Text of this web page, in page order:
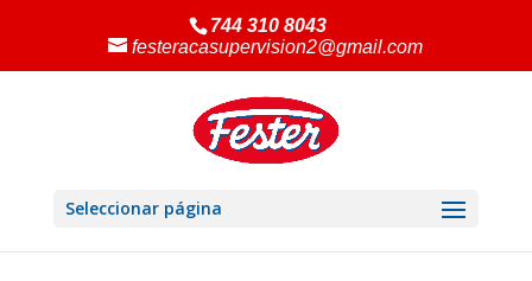
744 310 8043
festeracasupervision2@gmail.com
Seleccionar página